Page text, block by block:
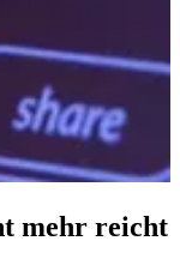
mehr reicht